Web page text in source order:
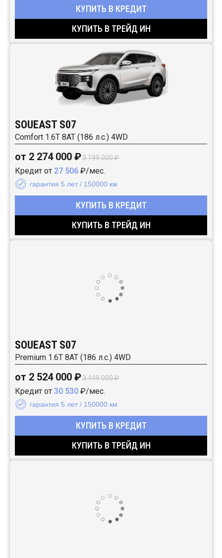
КУПИТЬ В КРЕДИТ
КУПИТЬ В ТРЕЙД ИН
SOUEAST S07
Comfort 1.6T 8AT (186 л.с.) 4WD
от 2 274 000 ₽3 199 000 ₽
Кредит от 27 506 ₽/мес.
гарантия 5 лет / 150000 км
КУПИТЬ В КРЕДИТ
КУПИТЬ В ТРЕЙД ИН
SOUEAST S07
Premium 1.6T 8AT (186 л.с.) 4WD
от 2 524 000 ₽3 449 000 ₽
Кредит от 30 530 ₽/мес.
гарантия 5 лет / 150000 км
КУПИТЬ В КРЕДИТ
КУПИТЬ В ТРЕЙД ИН